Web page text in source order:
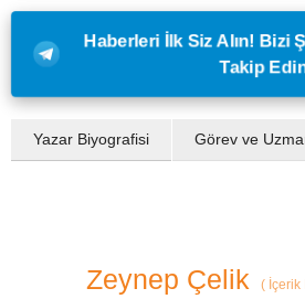
Haberleri İlk Siz Alın! Bizi
Takip
Yazar Biyografisi Görev ve
Zeynep Çelik (İçerik